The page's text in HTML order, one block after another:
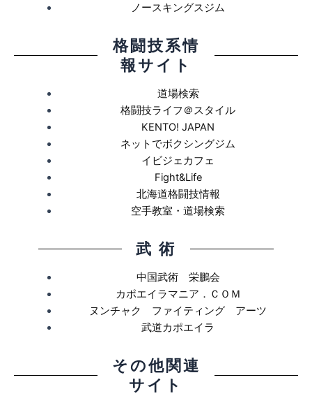
ノースキングスジム
格闘技系情
報サイト
道場検索
格闘技ライフ＠スタイル
KENTO! JAPAN
ネットでボクシングジム
イビジェカフェ
Fight&Life
北海道格闘技情報
空手教室・道場検索
武 術
中国武術 栄鵬会
カポエイラマニア．ＣＯＭ
ヌンチャク ファイティング アーツ
武道カポエイラ
その他関連
サイト